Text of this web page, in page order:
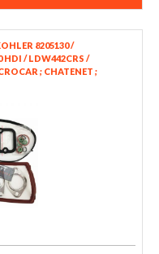
8205130 /
HDI / LDW442CRS /
; CHATENET ;